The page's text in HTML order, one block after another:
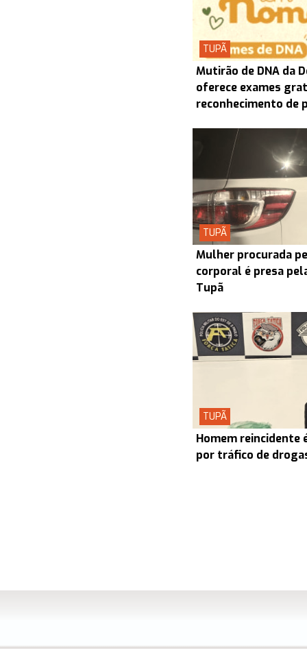
TUPÃ
Mutirão de DNA da
oferece exames
reconhecimento de
TUPÃ
Mulher procurada
corporal é presa
Tupã
TUPÃ
Homem reincidente
por tráfico de